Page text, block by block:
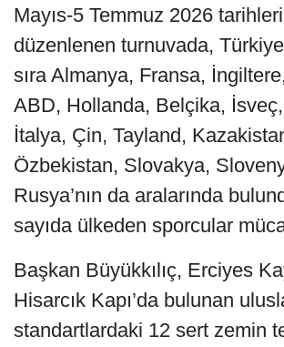
Mayıs-5 Temmuz 2026
düzenlenen turnuvada,
sıra Almanya, Fransa,
ABD, Hollanda, Belçika,
İtalya, Çin, Tayland,
Özbekistan, Slovakya,
Rusya’nın da aralarında
sayıda ülkeden sporcular
Başkan Büyükkılıç, Erciyes
Hisarcık Kapı’da bulunan
standartlardaki 12 sert zemin